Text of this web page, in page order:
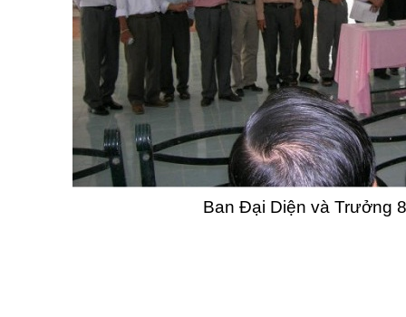
Ban Đại Diện và Trưởng